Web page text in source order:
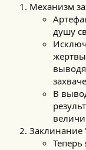
Механизм
душу
В
Заклинание
Теперь